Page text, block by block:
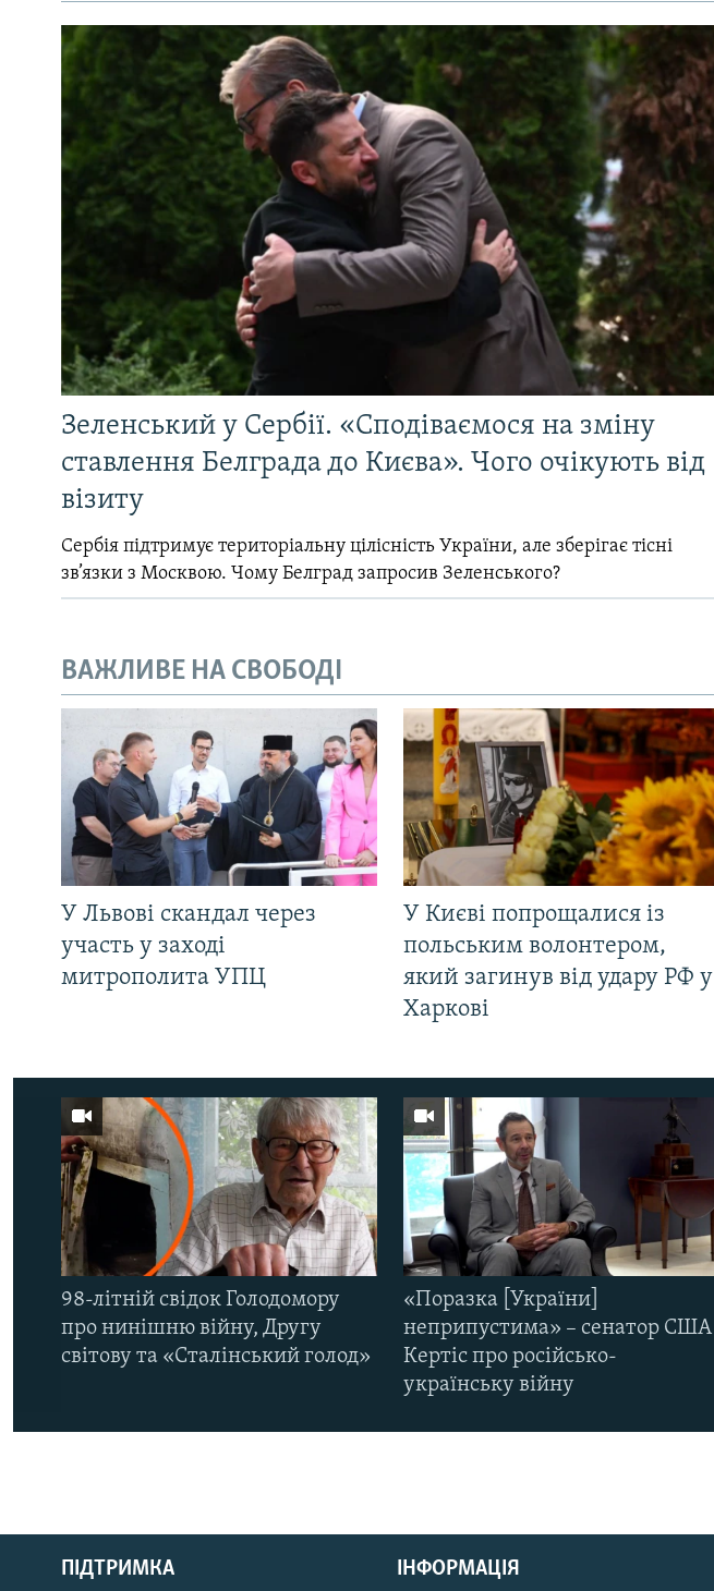
РУС
Зеленський у Сербії. «Сподіваємося на зміну
ставлення Белграда до Києва». Чого очікують від
візиту
Сербія підтримує територіальну цілісність України, але зберігає тісні
зв’язки з Москвою. Чому Белград запросив Зеленського?
ВАЖЛИВЕ НА СВОБОДІ
У Львові скандал через
участь у заході
митрополита УПЦ
У Києві попрощалися із
польським волонтером,
який загинув від удару РФ у
Харкові
98-літній свідок Голодомору
про нинішню війну, Другу
світову та «Сталінський голод»
«Поразка [України]
неприпустима» – сенатор США
Кертіс про російсько-
українську війну
ПІДТРИМКА ІНФОРМАЦІЯ